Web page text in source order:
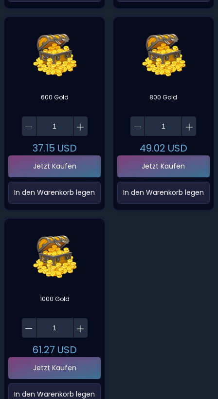
600 Gold
37.15 USD
Jetzt Kaufen
‌In den Warenkorb legen‌
800 Gold
49.02 USD
Jetzt Kaufen
‌In den Warenkorb legen‌
1000 Gold
61.27 USD
Jetzt Kaufen
‌In den Warenkorb legen‌